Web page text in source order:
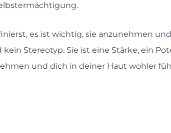
es ist wichtig, sie anzunehmen
Stereotyp. Sie ist eine Stärke, ein
und dich in deiner Haut wohler